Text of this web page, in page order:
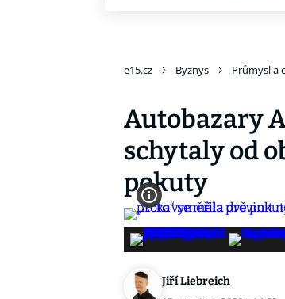
e15.cz Byznys Průmysl a
Autobazary
schytaly od
pokuty
Jiří Liebreich